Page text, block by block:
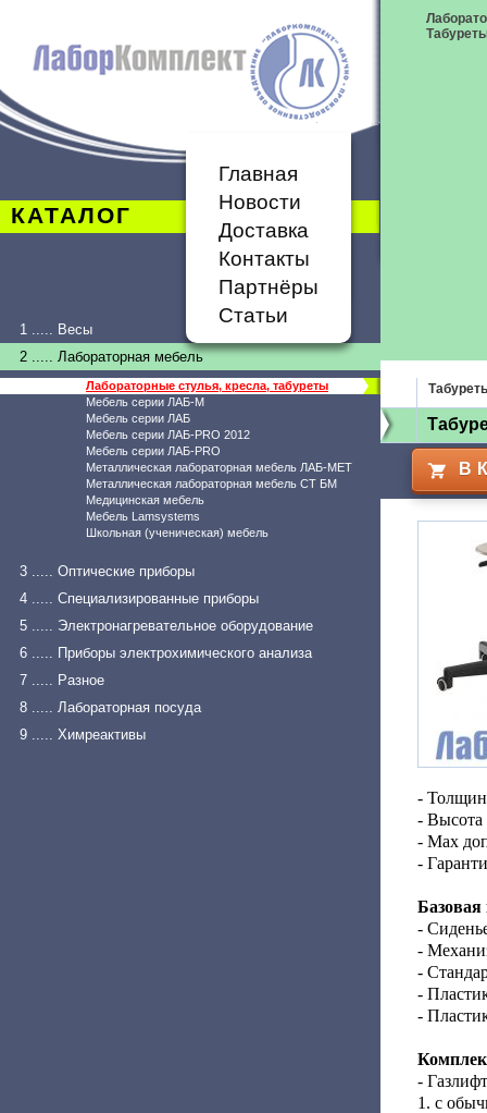
КАТАЛОГ
Главная
Новости
Доставка
Контакты
Партнёры
Статьи
1 ..... Весы
2 ..... Лабораторная мебель
Лабораторные стулья, кресла, табуреты
Мебель серии ЛАБ-М
Мебель серии ЛАБ
Мебель серии ЛАБ-PRO 2012
Мебель серии ЛАБ-PRO
Металлическая лабораторная мебель ЛАБ-МЕТ
Металлическая лабораторная мебель СТ БМ
Медицинская мебель
Мебель Lamsystems
Школьная (ученическая) мебель
3 ..... Оптические приборы
4 ..... Специализированные приборы
5 ..... Электронагревательное оборудование
6 ..... Приборы электрохимического анализа
7 ..... Разное
8 ..... Лабораторная посуда
9 ..... Химреактивы
В
-
- Высота
- Max
-
-
-
-
-
-
-
1. с